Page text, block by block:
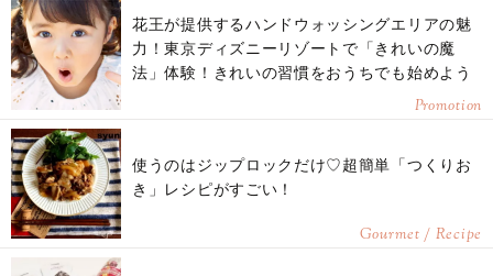
花王が提供するハンドウォッシングエリアの魅
力！東京ディズニーリゾートで「きれいの魔
法」体験！きれいの習慣をおうちでも始めよう
Promotion
使うのはジップロックだけ♡超簡単「つくりお
き」レシピがすごい！
Gourmet / Recipe